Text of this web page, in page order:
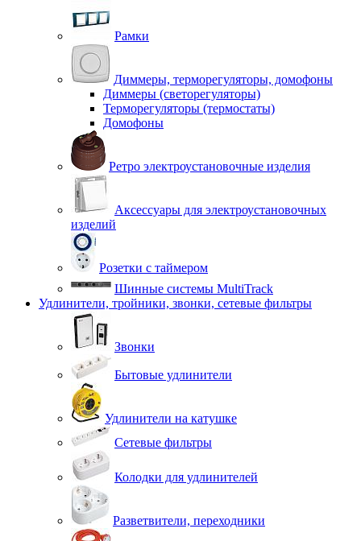
Рамки
Диммеры, терморегуляторы, домофоны
Диммеры (светорегуляторы)
Терморегуляторы (термостаты)
Домофоны
Ретро электроустановочные изделия
Аксессуары для электроустановочных
изделий
Розетки с таймером
Шинные системы MultiTrack
Удлинители, тройники, звонки, сетевые фильтры
Звонки
Бытовые удлинители
Удлинители на катушке
Сетевые фильтры
Колодки для удлинителей
Разветвители, переходники